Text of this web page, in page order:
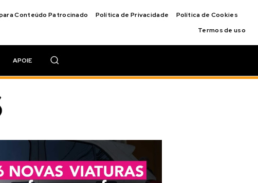
Conteúdo Patrocinado Política de Privacidade
Política de Cookies
Termos de uso
APOIE